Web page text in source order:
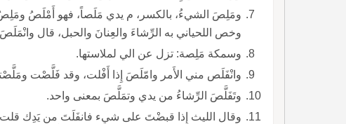
ومَلِصَ الشيءُ، بالكسر، م يدي مَلَصاً، فهو أَمْلَصُ
وخص اللحياني به الرِّشاءَ والعِنانَ والحبل، قال
وسمكة مَلِصة: تزل عن الي لملاستها.
وانْفَلَص مني الأَمر وامّلَصَ إِذا أَفْلت، وقد فَلَّصْت
وتَفَلَّصَ الرِّشاءُ من يدي وتمَلَّصَ بمعنى واحد.
وقال الليث إِذا قبضْتَ على شيء فانفَلَتَ من يَدِك قلت